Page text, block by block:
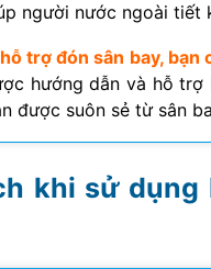
người nước ngoài tiết
trợ đón sân bay,
hướng dẫn và hỗ
được suôn sẻ từ sân
khi sử dụng